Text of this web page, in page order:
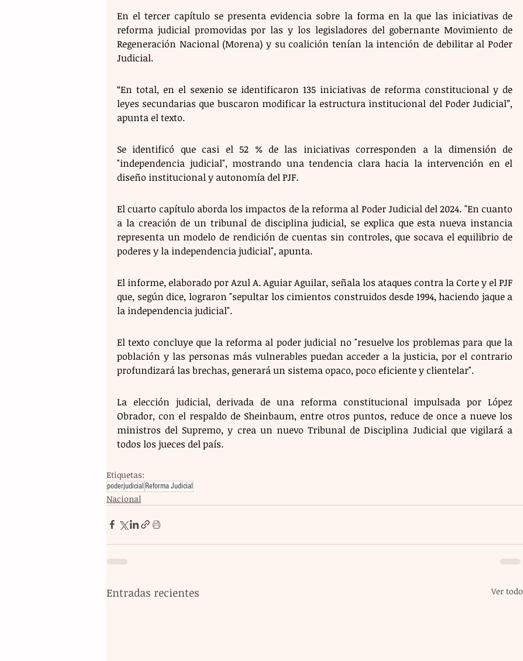
En el tercer capítulo se presenta evidencia sobre la forma en la que las iniciativas de
reforma judicial promovidas por las y los legisladores del gobernante Movimiento de
Regeneración Nacional (Morena) y su coalición tenían la intención de debilitar al Poder
Judicial.
“En total, en el sexenio se identificaron 135 iniciativas de reforma constitucional y de
leyes secundarias que buscaron modificar la estructura institucional del Poder Judicial”,
apunta el texto.
Se identificó que casi el 52 % de las iniciativas corresponden a la dimensión de
"independencia judicial", mostrando una tendencia clara hacia la intervención en el
diseño institucional y autonomía del PJF.
El cuarto capítulo aborda los impactos de la reforma al Poder Judicial del 2024. "En cuanto
a la creación de un tribunal de disciplina judicial, se explica que esta nueva instancia
representa un modelo de rendición de cuentas sin controles, que socava el equilibrio de
poderes y la independencia judicial", apunta.
El informe, elaborado por Azul A. Aguiar Aguilar, señala los ataques contra la Corte y el PJF
que, según dice, lograron "sepultar los cimientos construidos desde 1994, haciendo jaque a
la independencia judicial".
El texto concluye que la reforma al poder judicial no "resuelve los problemas para que la
población y las personas más vulnerables puedan acceder a la justicia, por el contrario
profundizará las brechas, generará un sistema opaco, poco eficiente y clientelar".
La elección judicial, derivada de una reforma constitucional impulsada por López
Obrador, con el respaldo de Sheinbaum, entre otros puntos, reduce de once a nueve los
ministros del Supremo, y crea un nuevo Tribunal de Disciplina Judicial que vigilará a
todos los jueces del país.
Etiquetas:
poderjudicial Reforma Judicial
Nacional
Entradas recientes Ver todo